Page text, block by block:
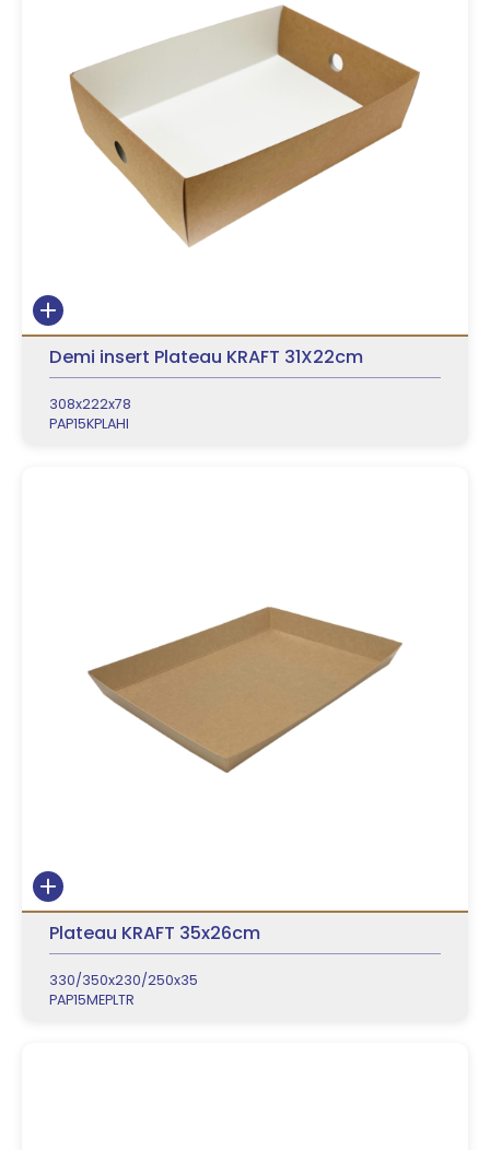
Demi insert Plateau KRAFT 31X22cm
308x222x78
PAP15KPLAHI
Plateau KRAFT 35x26cm
330/350x230/250x35
PAP15MEPLTR